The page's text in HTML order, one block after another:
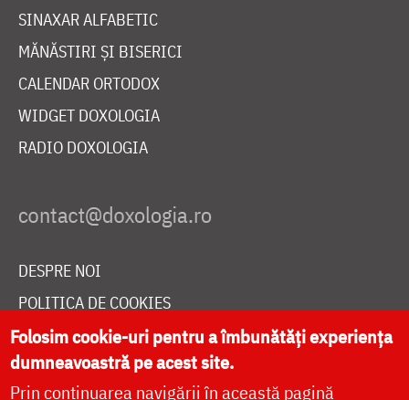
SINAXAR ALFABETIC
MĂNĂSTIRI ȘI BISERICI
CALENDAR ORTODOX
WIDGET DOXOLOGIA
RADIO DOXOLOGIA
DESPRE NOI
POLITICA DE COOKIES
DONEAZĂ ONLINE PENTRU CATEDRALA NAȚIONALĂ
Folosim cookie-uri pentru a îmbunătăți experiența
dumneavoastră pe acest site.
Prin continuarea navigării în această pagină